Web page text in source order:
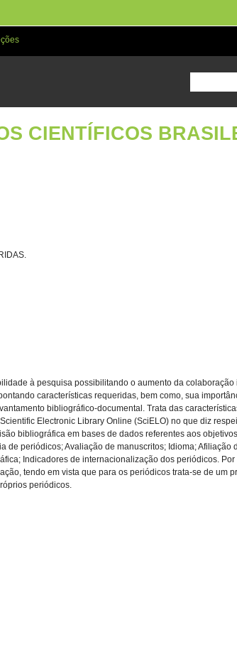
CIENTÍFICOS
à pesquisa possibilitando o aumento da colaboração
características requeridas, bem como, sua
bibliográfico-documental. Trata das
Electronic Library Online (SciELO) no que diz
bibliográfica em bases de dados referentes aos
periódicos; Avaliação de manuscritos; Idioma; Afiliação
Indicadores de internacionalização dos periódicos. Por
tendo em vista que para os periódicos trata-se de um
periódicos.